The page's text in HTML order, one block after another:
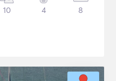
10 4 8